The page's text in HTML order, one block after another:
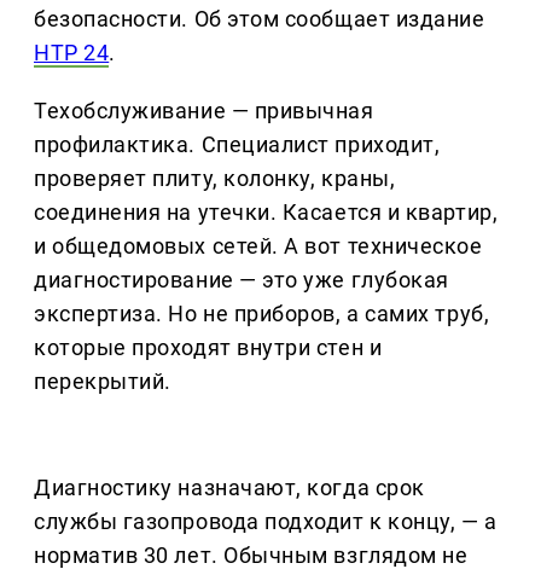
безопасности. Об этом сообщает издание
НТР 24.
Техобслуживание — привычная
профилактика. Специалист приходит,
проверяет плиту, колонку, краны,
соединения на утечки. Касается и квартир,
и общедомовых сетей. А вот техническое
диагностирование — это уже глубокая
экспертиза. Но не приборов, а самих труб,
которые проходят внутри стен и
перекрытий.
Диагностику назначают, когда срок
службы газопровода подходит к концу, — а
норматив 30 лет. Обычным взглядом не